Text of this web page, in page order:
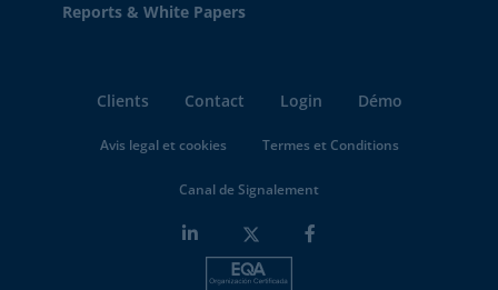
Reports & White Papers
Clients Contact Login Démo
Avis legal et cookies Termes et Conditions
Canal de Signalement